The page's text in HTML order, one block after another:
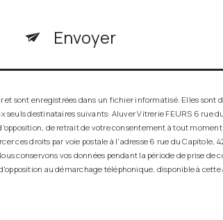
Envoyer
sont enregistrées dans un fichier informatisé. Elles sont
seuls destinataires suivants: Aluver Vitrerie FEURS 6 rue
de retrait de votre consentement à tout
ces droits par voie postale à l'adresse 6 rue du Capitole,
vos données pendant la période de prise de
au démarchage téléphonique, disponible à